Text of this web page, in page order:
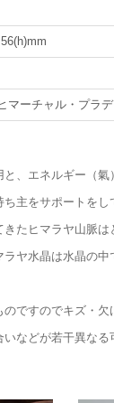
マーチャル・プラ
、エネルギー（氣
主をサポートをし
たヒマラヤ山脈は
ヤ水晶は水晶の
ですのでキズ・欠
などが若干異なる